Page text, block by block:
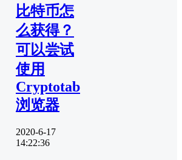
比特币怎
么获得？
可以尝试
使用
Cryptotab
浏览器
2020-6-17
14:22:36